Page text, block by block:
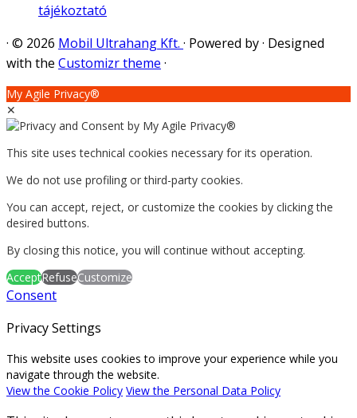
tájékoztató
· © 2026 Mobil Ultrahang Kft. · Powered by· Designed
with the Customizr theme ·
My Agile Privacy®
✕
This site uses technical cookies necessary for its operation.
We do not use profiling or third-party cookies.
You can accept, reject, or customize the cookies by clicking the
desired buttons.
By closing this notice, you will continue without accepting.
AcceptRefuseCustomize
Consent
Privacy Settings
This website uses cookies to improve your experience while you
navigate through the website.
View the Cookie Policy View the Personal Data Policy